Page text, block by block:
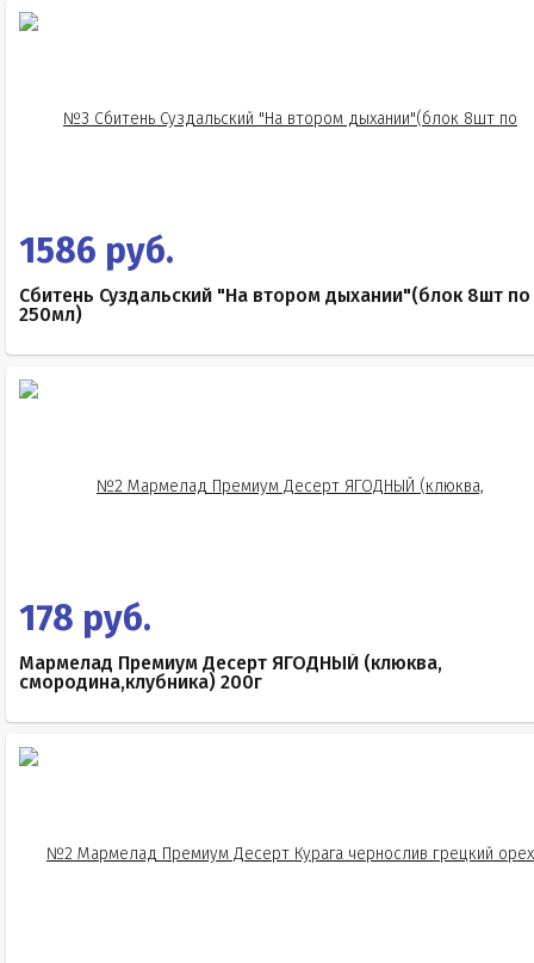
1586 руб.
Сбитень Суздальский "На втором дыхании"(блок 8шт по
250мл)
178 руб.
Мармелад Премиум Десерт ЯГОДНЫЙ (клюква,
смородина,клубника) 200г